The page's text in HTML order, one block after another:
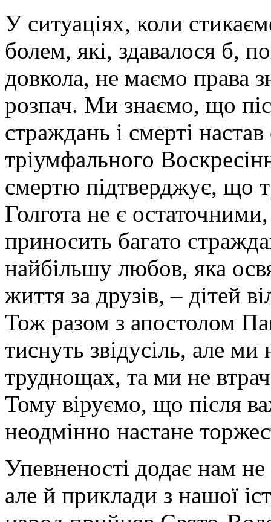
У ситуаціях, коли
болем, які, здавалося б,
довкола, не маємо права
розпач. Ми знаємо, що
страждань і смерті
тріумфального
смертю підтверджує, що
Голгота не є
приносить багато
найбільшу любов, яка
життя за друзів, – дітей
Тож разом з апостолом
тиснуть звідусіль, але
труднощах, та ми не
Тому віруємо, що після
неодмінно настане
Упевненості додає нам
але й приклади з нашої